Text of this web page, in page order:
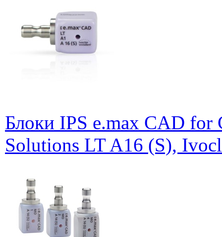
Блоки IPS e.max CAD for
Solutions LT A16 (S),